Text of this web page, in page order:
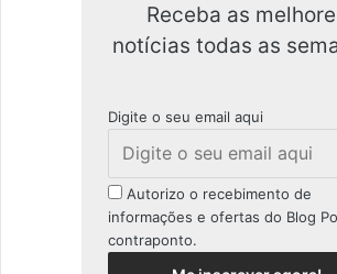
Receba as
notícias todas as
Digite o seu email aqui
Autorizo o recebimento de
informações e ofertas do Blog
contraponto.